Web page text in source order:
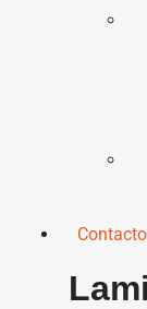
Contacto